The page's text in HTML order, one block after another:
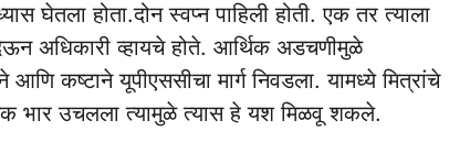
घेतला होता.दोन स्वप्न पाहिली होती. एक तर त्याला
अधिकारी व्हायचे होते. आर्थिक अडचणीमुळे
कष्टाने यूपीएससीचा मार्ग निवडला. यामध्ये मित्रांचे
भार उचलला त्यामुळे त्यास हे यश मिळवू शकले.